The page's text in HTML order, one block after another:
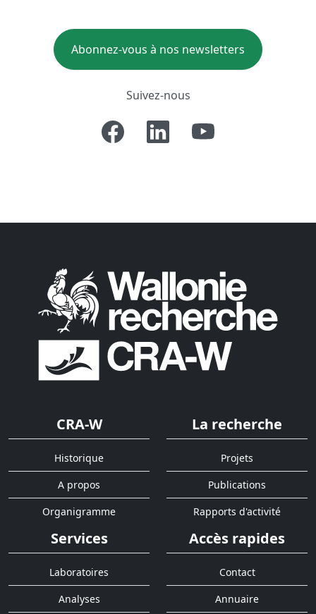
Abonnez-vous à nos newsletters
Suivez-nous
CRA-W
Historique
A propos
Organigramme
La recherche
Projets
Publications
Rapports d'activité
Services
Laboratoires
Analyses
Accès rapides
Contact
Annuaire